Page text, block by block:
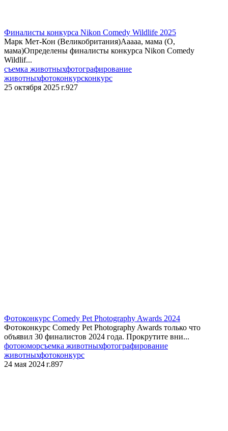
Финалисты конкурса Nikon Comedy Wildlife 2025
Марк Мет-Кон (Великобритания)Ааааа, мама (О,
мама)Определены финалисты конкурса Nikon Comedy
Wildlif...
съемка животныхфотографирование
животныхфотоконкурсконкурс
25 октября 2025 г.927
​Фотоконкурс Comedy Pet Photography Awards 2024
Фотоконкурс Comedy Pet Photography Awards только что
объявил 30 финалистов 2024 года. Прокрутите вни...
фотоюморсъемка животныхфотографирование
животныхфотоконкурс
24 мая 2024 г.897